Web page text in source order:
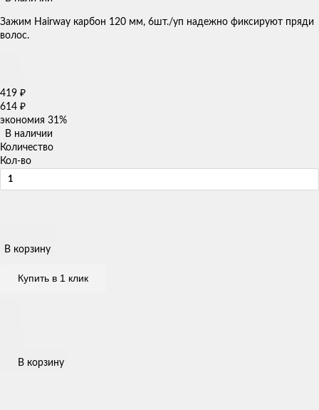
Зажим Hairway карбон 120 мм, 6шт./уп надежно фиксируют пряди
волос.
419 ₽
614 ₽
экономия 31%
В наличии
Количество
Кол-во
В корзину
Купить в 1 клик
В корзину